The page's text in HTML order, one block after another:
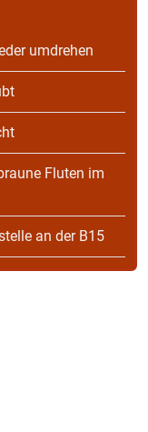
umdrehen
Fluten im
an der B15